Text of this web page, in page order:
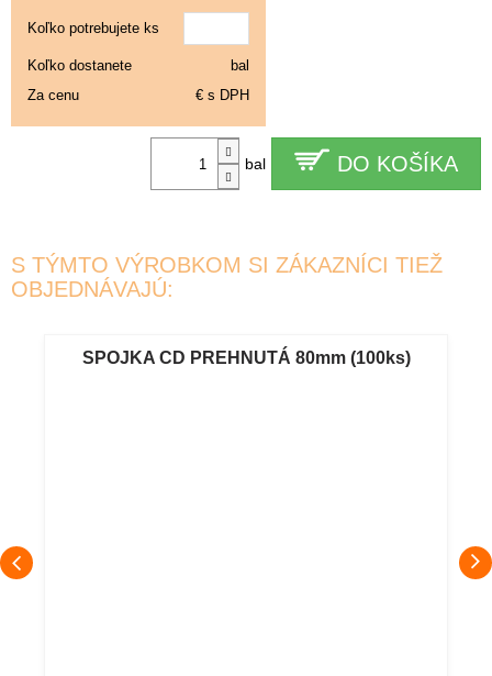
bal DO KOŠÍKA
Koľko potrebujete ks
Koľko dostanete
bal
Za cenu
€ s DPH
S TÝMTO VÝROBKOM SI ZÁKAZNÍCI TIEŽ
OBJEDNÁVAJÚ:
SPOJKA CD PREHNUTÁ 80mm (100ks)